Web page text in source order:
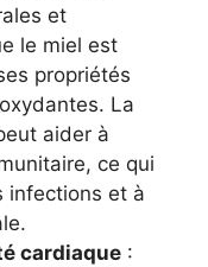
et
le miel est
propriétés
La
aider à
ce qui
infections et à
cardiaque :